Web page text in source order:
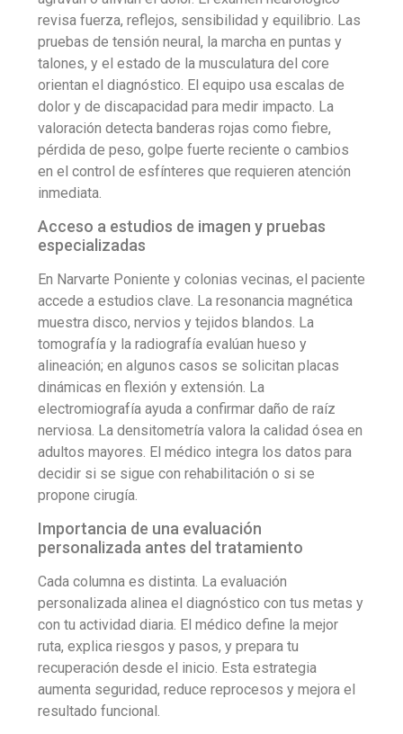
revisa fuerza, reflejos, sensibilidad y equilibrio. Las
pruebas de tensión neural, la marcha en puntas y
talones, y el estado de la musculatura del core
orientan el diagnóstico. El equipo usa escalas de
dolor y de discapacidad para medir impacto. La
valoración detecta banderas rojas como fiebre,
pérdida de peso, golpe fuerte reciente o cambios
en el control de esfínteres que requieren atención
inmediata.
Acceso a estudios de imagen y pruebas
especializadas
En Narvarte Poniente y colonias vecinas, el paciente
accede a estudios clave. La resonancia magnética
muestra disco, nervios y tejidos blandos. La
tomografía y la radiografía evalúan hueso y
alineación; en algunos casos se solicitan placas
dinámicas en flexión y extensión. La
electromiografía ayuda a confirmar daño de raíz
nerviosa. La densitometría valora la calidad ósea en
adultos mayores. El médico integra los datos para
decidir si se sigue con rehabilitación o si se
propone cirugía.
Importancia de una evaluación
personalizada antes del tratamiento
Cada columna es distinta. La evaluación
personalizada alinea el diagnóstico con tus metas y
con tu actividad diaria. El médico define la mejor
ruta, explica riesgos y pasos, y prepara tu
recuperación desde el inicio. Esta estrategia
aumenta seguridad, reduce reprocesos y mejora el
resultado funcional.